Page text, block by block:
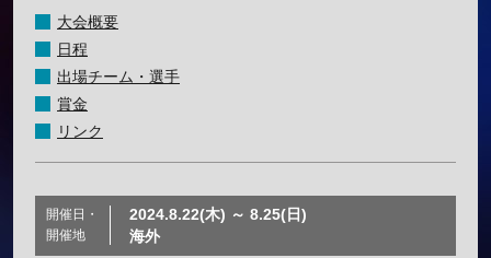
大会概要
日程
出場チーム・選手
賞金
リンク
開催日・
開催地
2024.8.22(木) ～ 8.25(日)
海外